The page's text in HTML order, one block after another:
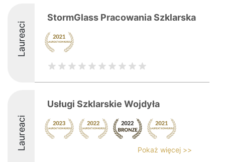
Laureaci
StormGlass Pracowania Szklarska
Laureaci
Usługi Szklarskie Wojdyła
Pokaż więcej >>